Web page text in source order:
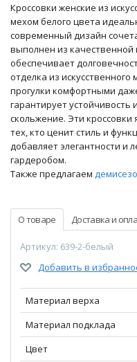
Кроссовки женские из
мехом белого цвета
современный дизайн
выполнен из качественной
обеспечивает
отделка из искусственного
прогулки комфортными
гарантирует
скольжение. Эти
тех, кто ценит стиль и
добавляет элегантности и
гардеробом.
Также предлагаем
О товаре Доставка и
Артикул: 639-2-белый
Добавить в
Материал верха
Материал подклада
Цвет